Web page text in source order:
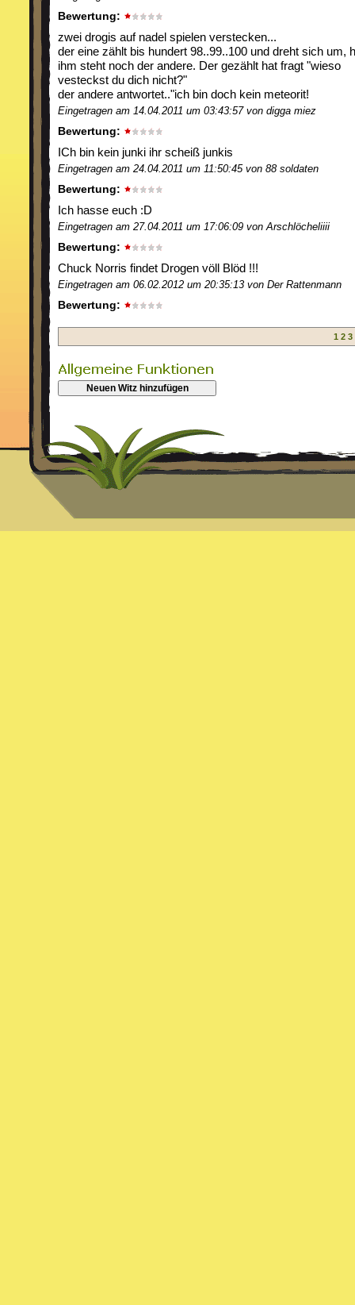
Bewertung:
zwei drogis auf nadel spielen verstecken...
der eine zählt bis hundert 98..99..100 und dreht sich um,
ihm steht noch der andere. Der gezählt hat fragt "wieso
vesteckst du dich nicht?"
der andere antwortet.."ich bin doch kein meteorit!
Eingetragen am 14.04.2011 um 03:43:57 von digga miez
Bewertung:
ICh bin kein junki ihr scheiß junkis
Eingetragen am 24.04.2011 um 11:50:45 von 88 soldaten
Bewertung:
Ich hasse euch :D
Eingetragen am 27.04.2011 um 17:06:09 von Arschlöcheliiii
Bewertung:
Chuck Norris findet Drogen völl Blöd !!!
Eingetragen am 06.02.2012 um 20:35:13 von Der Rattenmann
Bewertung:
1 2 3
Neuen Witz hinzufügen